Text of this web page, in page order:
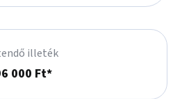
illeték
000 Ft*